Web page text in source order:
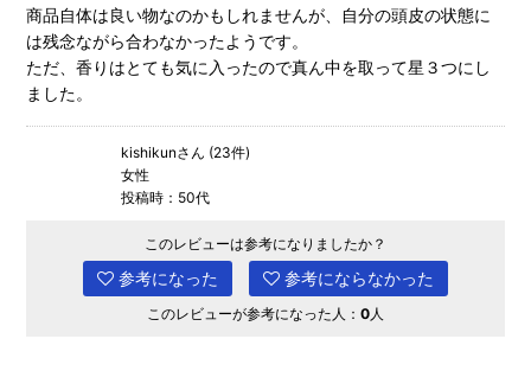
商品自体は良い物なのかもしれませんが、自分の頭皮の状態に
は残念ながら合わなかったようです。
ただ、香りはとても気に入ったので真ん中を取って星３つにし
ました。
kishikunさん (23件)
女性
投稿時：50代
このレビューは参考になりましたか？
参考になった 参考にならなかった
このレビューが参考になった人： 0 人